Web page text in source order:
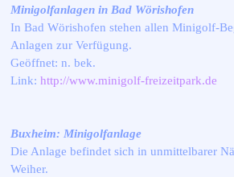
Minigolfanlagen in Bad Wörishofen
In Bad Wörishofen stehen allen Minigolf-
Anlagen zur Verfügung.
Geöffnet: n. bek.
Link: http://www.minigolf-freizeitpark.de
Buxheim: Minigolfanlage
Die Anlage befindet sich in unmittelbarer
Weiher.